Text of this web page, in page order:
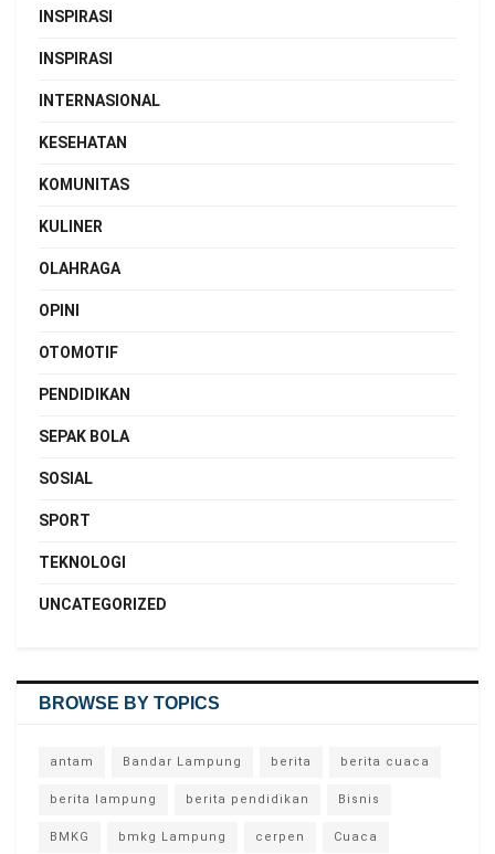
INSPIRASI
INSPIRASI
INTERNASIONAL
KESEHATAN
KOMUNITAS
KULINER
OLAHRAGA
OPINI
OTOMOTIF
PENDIDIKAN
SEPAK BOLA
SOSIAL
SPORT
TEKNOLOGI
UNCATEGORIZED
BROWSE BY TOPICS
antam Bandar Lampung berita berita cuaca
berita lampung berita pendidikan Bisnis
BMKG bmkg Lampung cerpen Cuaca